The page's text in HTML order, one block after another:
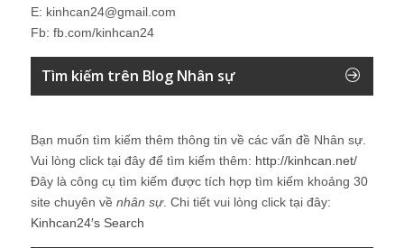
E: kinhcan24@gmail.com
Fb: fb.com/kinhcan24
Tìm kiếm trên Blog Nhân sự
Bạn muốn tìm kiếm thêm thông tin về các vấn đề Nhân sự.
Vui lòng click tại đây để tìm kiếm thêm: http://kinhcan.net/
Đây là công cụ tìm kiếm được tích hợp tìm kiếm khoảng 30
site chuyên về nhân sự. Chi tiết vui lòng click tại đây:
Kinhcan24′s Search